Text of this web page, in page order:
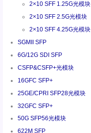
2×10 SFF 1.25G光模块
2×10 SFF 2.5G光模块
2×10 SFF 4.25G光模块
SGMII SFP
6G/12G SDI SFP
CSFP&CSFP+光模块
16GFC SFP+
25GE/CPRI SFP28光模块
32GFC SFP+
50G SFP56光模块
622M SFP